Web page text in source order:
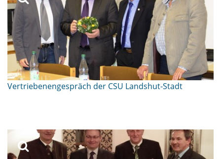
Vertriebenengespräch der CSU Landshut-Stadt